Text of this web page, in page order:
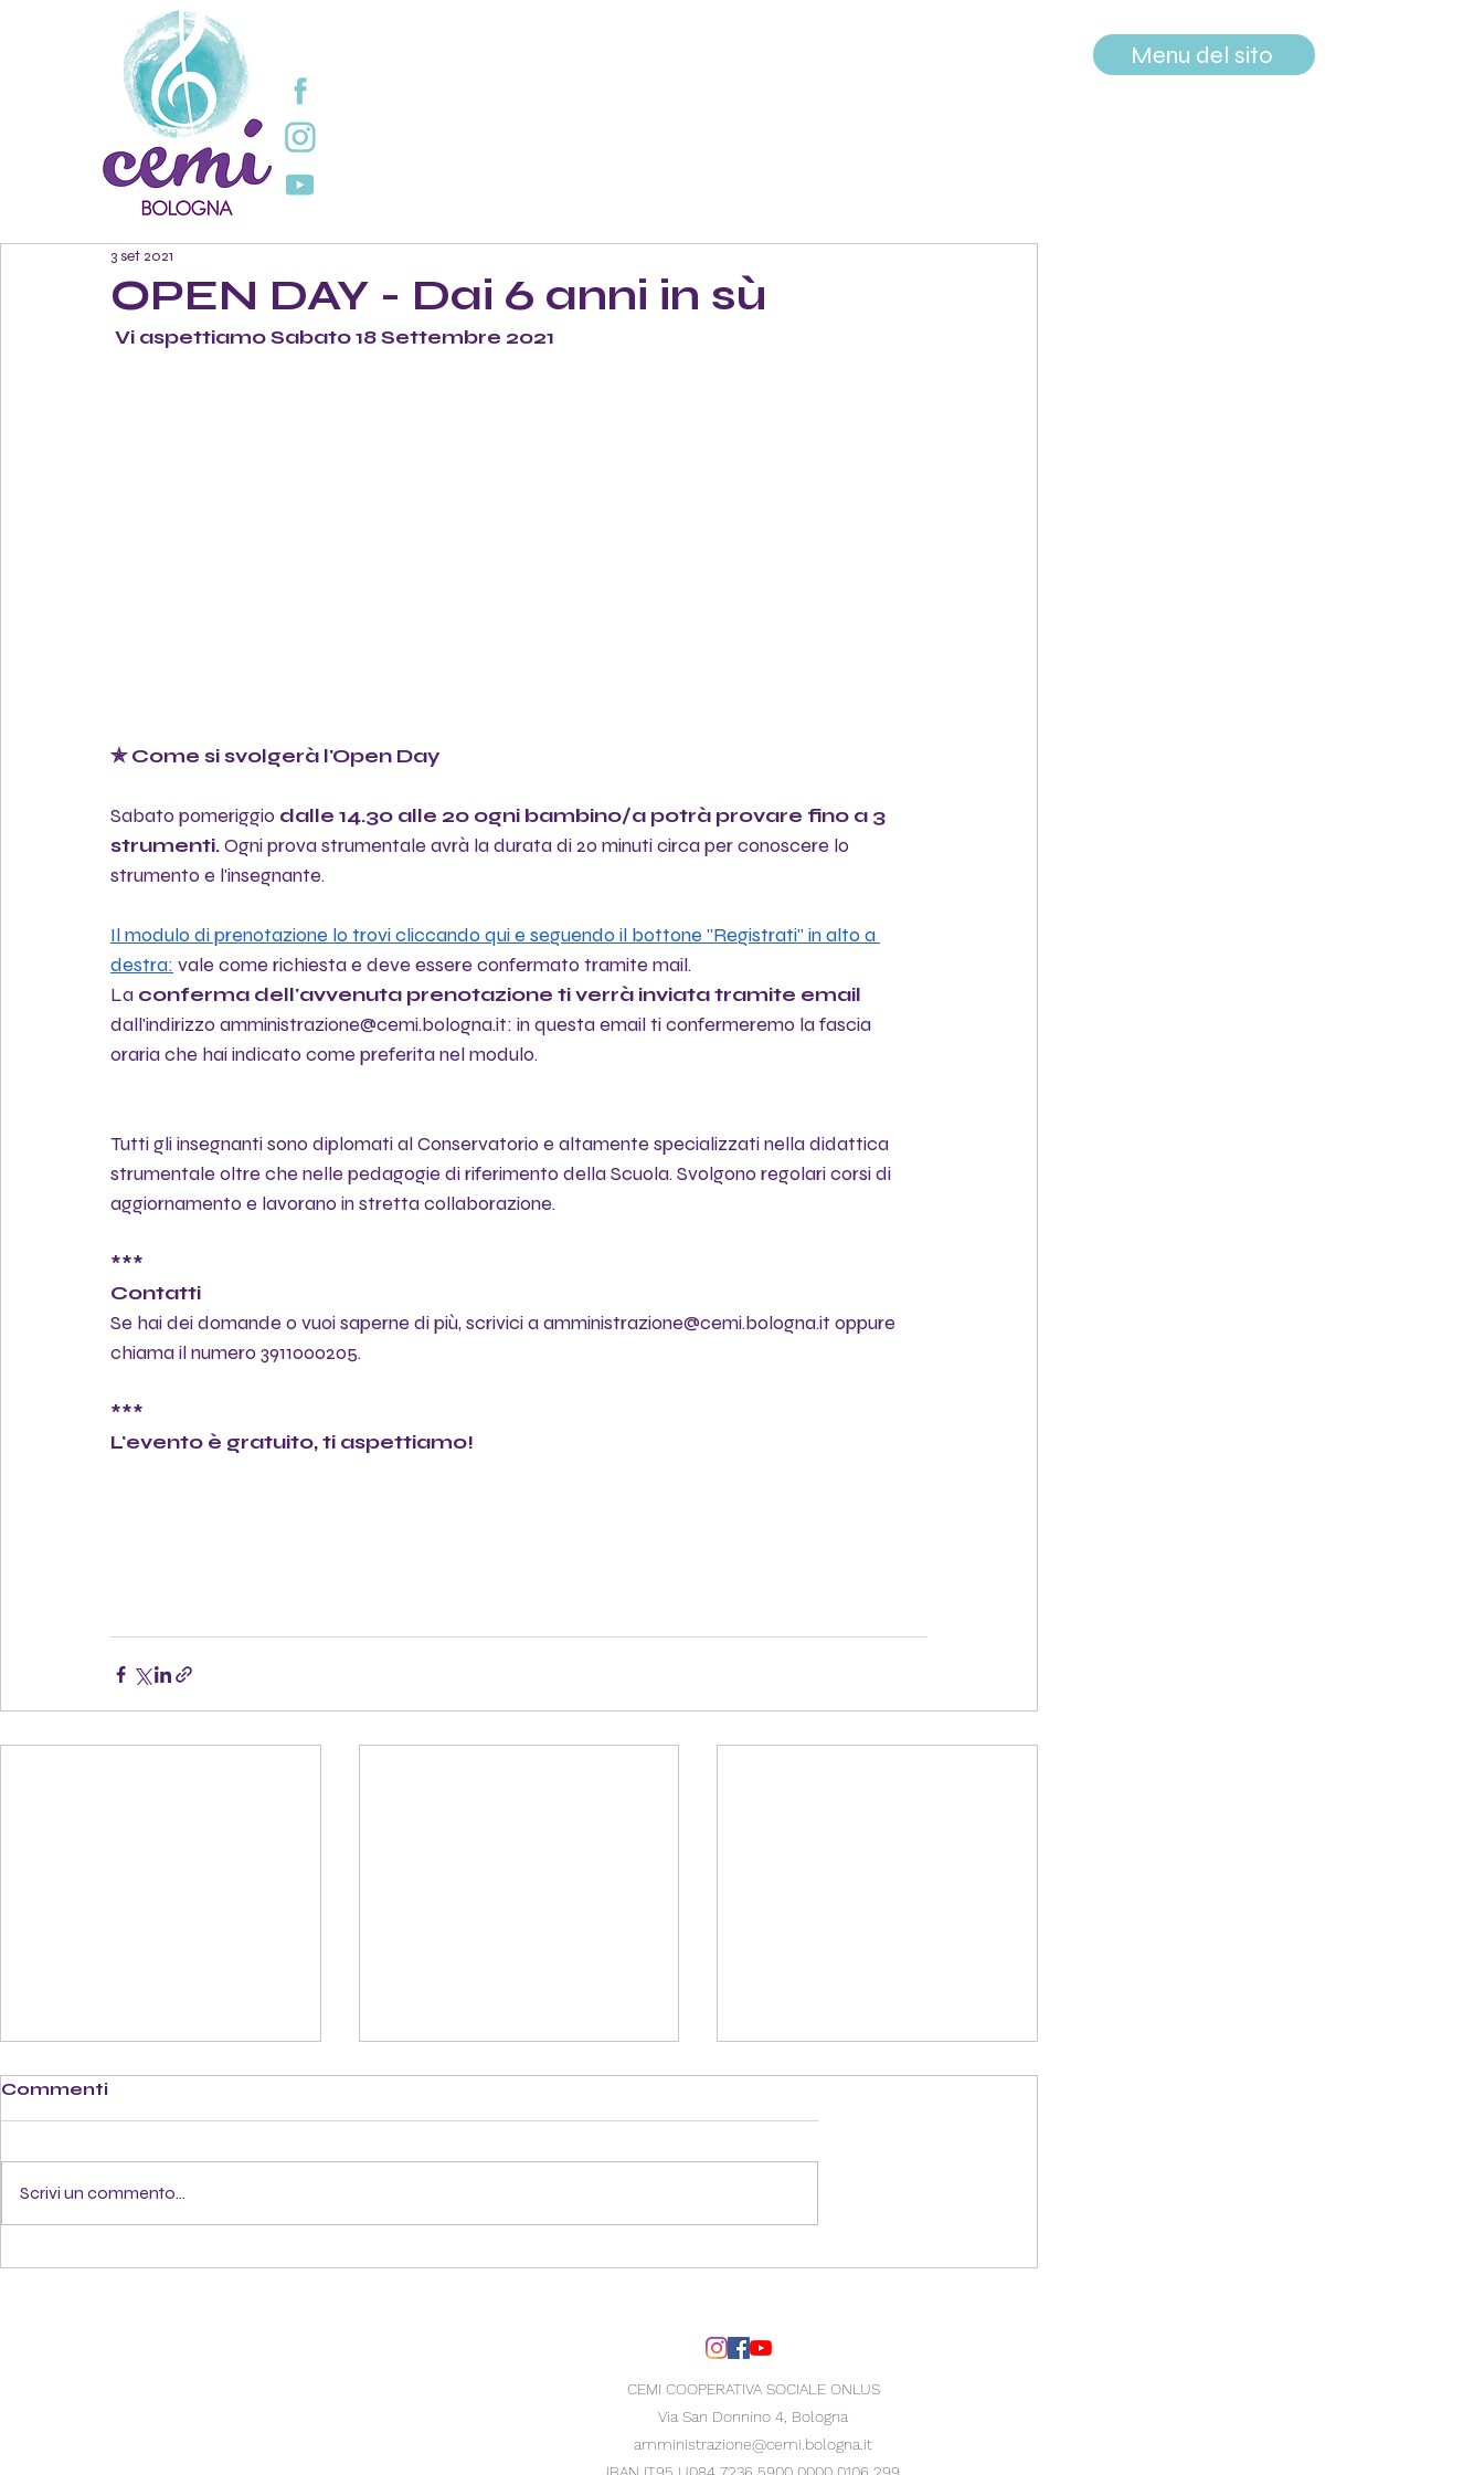
Menu del sito
OPEN DAY - Dai 6 anni in sù
3 set 2021
Vi aspettiamo Sabato 18 Settembre 2021
✯ Come si svolgerà l'Open Day
Sabato pomeriggio dalle 14.30 alle 20 ogni bambino/a potrà provare fino a 3
strumenti. Ogni prova strumentale avrà la durata di 20 minuti circa per conoscere lo
strumento e l'insegnante.
Il modulo di prenotazione lo trovi cliccando qui e seguendo il bottone "Registrati" in alto a
destra: vale come richiesta e deve essere confermato tramite mail.
La conferma dell'avvenuta prenotazione ti verrà inviata tramite email
dall'indirizzo amministrazione@cemi.bologna.it: in questa email ti confermeremo la fascia
oraria che hai indicato come preferita nel modulo.
Tutti gli insegnanti sono diplomati al Conservatorio e altamente specializzati nella didattica
strumentale oltre che nelle pedagogie di riferimento della Scuola. Svolgono regolari corsi di
aggiornamento e lavorano in stretta collaborazione.
***
Contatti
Se hai dei domande o vuoi saperne di più, scrivici a amministrazione@cemi.bologna.it oppure
chiama il numero 3911000205.
***
L'evento è gratuito, ti aspettiamo!
Commenti
Scrivi un commento...
CEMI COOPERATIVA SOCIALE ONLUS
Via San Donnino 4, Bologna
amministrazione@cemi.bologna.it
IBAN IT95 U084 7236 5900 0000 0106 299